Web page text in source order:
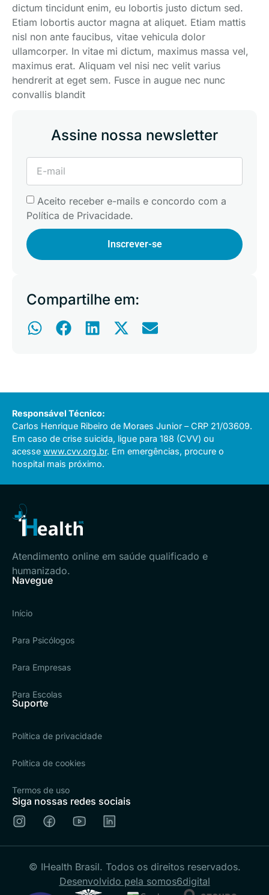
dictum tincidunt enim, eu lobortis justo dictum sed.
Etiam lobortis auctor magna at aliquet. Etiam mattis
nisl non ante faucibus, vitae vehicula dolor
ullamcorper. In vitae mi dictum, maximus massa vel,
maximus erat. Aliquam vel nisi nec velit varius
hendrerit at eget sem. Fusce in augue nec nunc
convallis blandit
Assine nossa newsletter
Aceito receber e-mails e concordo com a
Política de Privacidade.
Inscrever-se
Responsável Técnico:
Carlos Henrique Ribeiro de Moraes Junior – CRP 21/03609.
Em caso de crise suicida, ligue para 188 (CVV) ou
acesse www.cvv.org.br. Em emergências, procure o
hospital mais próximo.
Atendimento online em saúde qualificado e
humanizado.
Navegue
Início
Para Psicólogos
Para Empresas
Para Escolas
Suporte
Política de privacidade
Política de cookies
Termos de uso
Siga nossas redes sociais
© IHealth Brasil. Todos os direitos reservados.
Desenvolvido pela somos6digital